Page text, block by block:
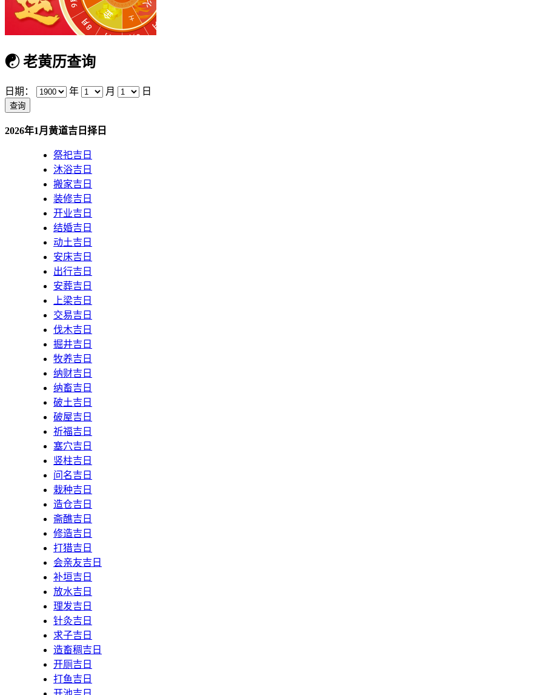
☯老黄历查询
日期： 年 月 日
2026年1月黄道吉日择日
祭祀吉日
沐浴吉日
搬家吉日
装修吉日
开业吉日
结婚吉日
动土吉日
安床吉日
出行吉日
安葬吉日
上梁吉日
交易吉日
伐木吉日
掘井吉日
牧养吉日
纳财吉日
纳畜吉日
破土吉日
破屋吉日
祈福吉日
塞穴吉日
竖柱吉日
问名吉日
栽种吉日
造仓吉日
斋醮吉日
修造吉日
打猎吉日
会亲友吉日
补垣吉日
放水吉日
理发吉日
针灸吉日
求子吉日
造畜稠吉日
开厕吉日
打鱼吉日